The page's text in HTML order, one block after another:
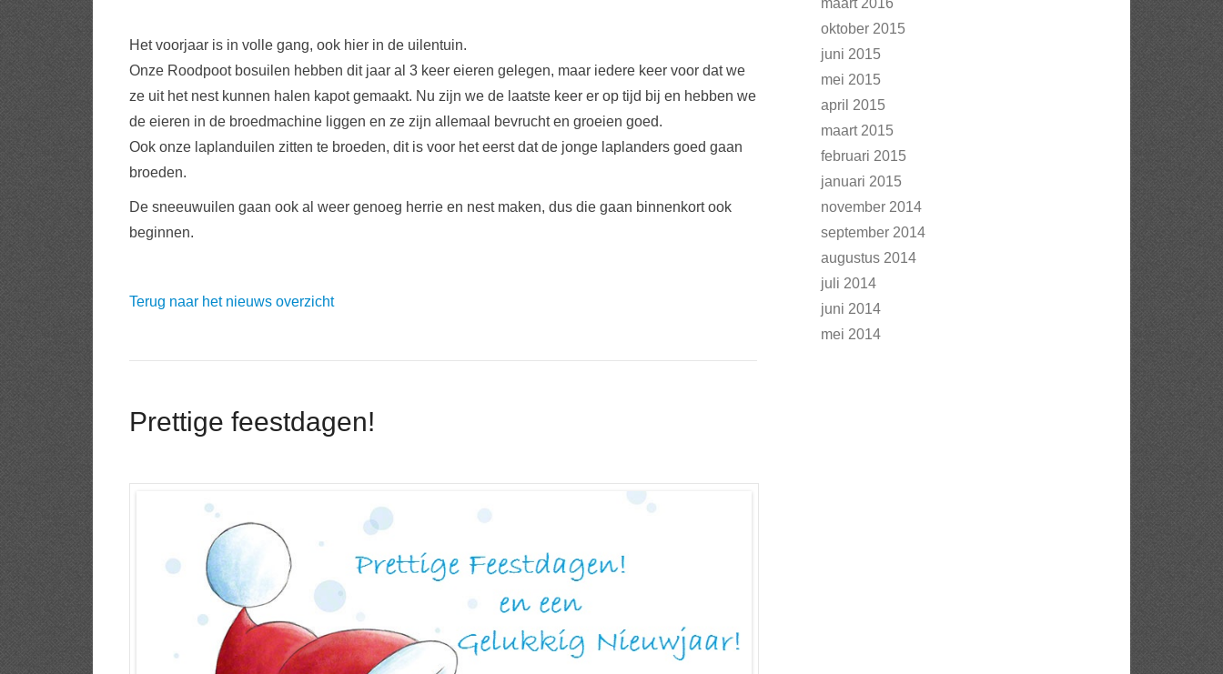
Het voorjaar is in volle gang, ook hier in de uilentuin.
Onze Roodpoot bosuilen hebben dit jaar al 3 keer eieren gelegen, maar iedere keer voor dat we
ze uit het nest kunnen halen kapot gemaakt. Nu zijn we de laatste keer er op tijd bij en hebben we
de eieren in de broedmachine liggen en ze zijn allemaal bevrucht en groeien goed.
Ook onze laplanduilen zitten te broeden, dit is voor het eerst dat de jonge laplanders goed gaan
broeden.
De sneeuwuilen gaan ook al weer genoeg herrie en nest maken, dus die gaan binnenkort ook
beginnen.
Terug naar het nieuws overzicht
Prettige feestdagen!
maart 2016
oktober 2015
juni 2015
mei 2015
april 2015
maart 2015
februari 2015
januari 2015
november 2014
september 2014
augustus 2014
juli 2014
juni 2014
mei 2014